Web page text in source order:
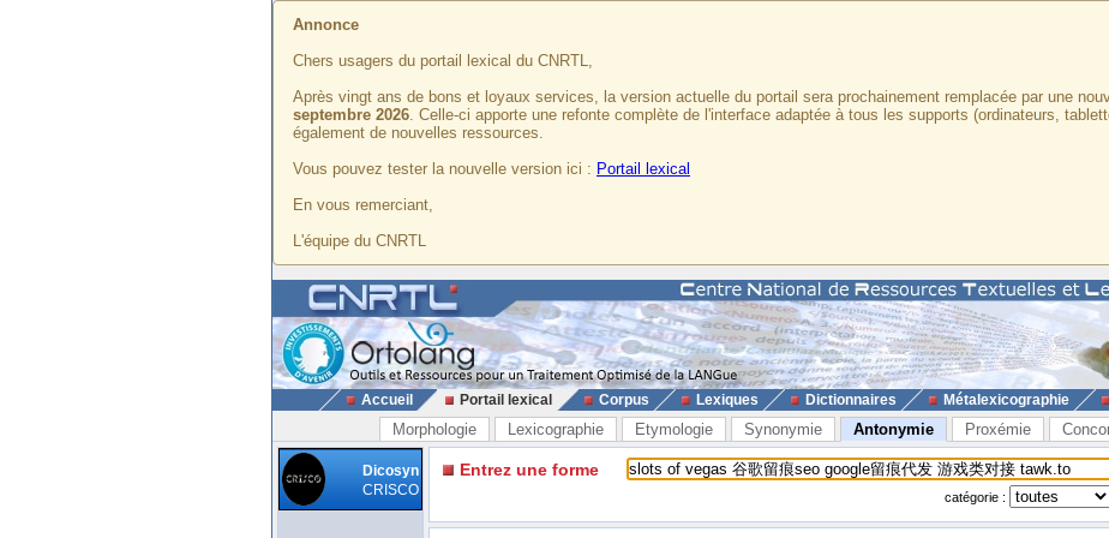
Annonce
Chers usagers du portail lexical du CNRTL,
Après vingt ans de bons et loyaux services, la version actuelle du portail sera prochainement remplacée par une
septembre 2026. Celle-ci apporte une refonte complète de l'interface adaptée à tous les supports (ordinateurs,
également de nouvelles ressources.
Vous pouvez tester la nouvelle version ici : Portail lexical
En vous remerciant,
L'équipe du CNRTL
Accueil Portail lexical Corpus Lexiques Dictionnaires Métalexicographie
Morphologie Lexicographie Etymologie Synonymie Antonymie Proxémie
Dicosyn
CRISCO
Entrez une forme
catégorie :